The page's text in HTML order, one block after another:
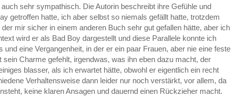
sehr sympathisch. Die Autorin beschreibt ihre Gefühle und
getroffen hatte, ich aber selbst so niemals gefällt hatte, trotzdem
mir sicher in einem anderen Buch sehr gut gefallen hätte, aber ich
wird er als Bad Boy dargestellt und diese Parallele konnte ich
eine Vergangenheit, in der er ein paar Frauen, aber nie eine feste
Charme gefehlt, irgendwas, was ihn eben dazu macht, der
blasser, als ich erwartet hätte, obwohl er eigentlich ein recht
Verhaltensweise dann leider nur noch verstärkt, vor allem, da
keine klaren Ansagen und dauernd einen Rückzieher macht.